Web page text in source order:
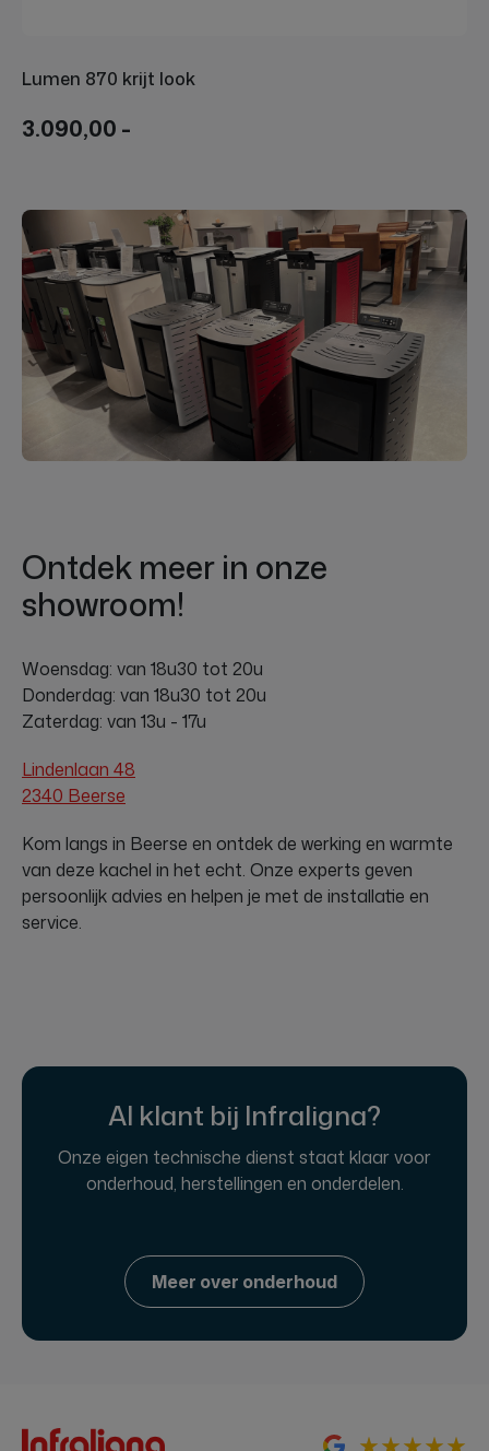
Lumen 870 krijt look
3.090,00 -
Ontdek meer in onze
showroom!
Woensdag: van 18u30 tot 20u
Donderdag: van 18u30 tot 20u
Zaterdag: van 13u - 17u
Lindenlaan 48
2340 Beerse
Kom langs in Beerse en ontdek de werking en warmte
van deze kachel in het echt. Onze experts geven
persoonlijk advies en helpen je met de installatie en
service.
Al klant bij Infraligna?
Onze eigen technische dienst staat klaar voor
onderhoud, herstellingen en onderdelen.
Meer over onderhoud